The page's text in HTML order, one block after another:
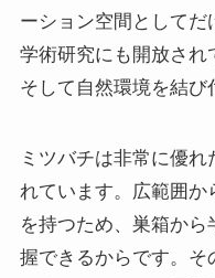
ーション空間として
学術研究にも開放され
そして自然環境を結び
ミツバチは非常に優れ
れています。広範囲か
を持つため、巣箱か
握できるからです。そ